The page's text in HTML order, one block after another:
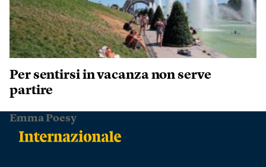
Per sentirsi in vacanza non serve
partire
Emma Poesy